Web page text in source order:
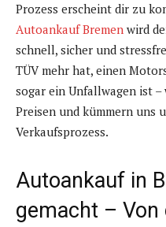
Prozess erscheint dir zu
Autoankauf Bremen wird
schnell, sicher und
TÜV mehr hat, einen
sogar ein Unfallwagen ist
Preisen und kümmern uns
Verkaufsprozess.
Autoankauf in
gemacht –